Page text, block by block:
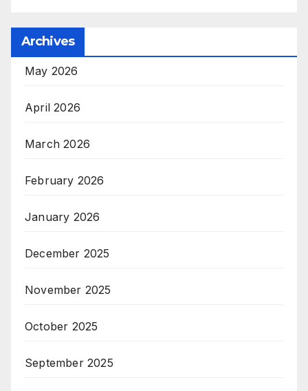
Archives
May 2026
April 2026
March 2026
February 2026
January 2026
December 2025
November 2025
October 2025
September 2025